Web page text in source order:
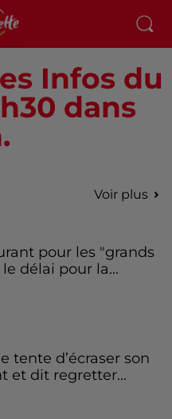
Infos du
dans
Voir plus
pour les "grands
délai pour la...
tente d’écraser son
et dit regretter...